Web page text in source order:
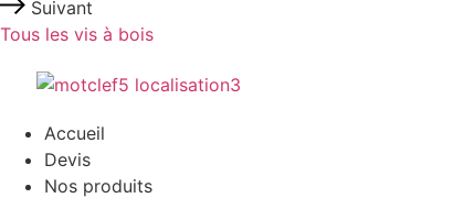
Suivant
Tous les vis à bois
Accueil
Devis
Nos produits